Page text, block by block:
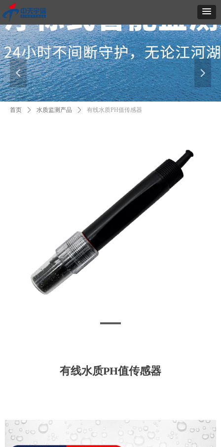
首页 ꄲ 水质监测产品 ꄲ 有线水质PH值传感器
有线水质PH值传感器
넳 넲